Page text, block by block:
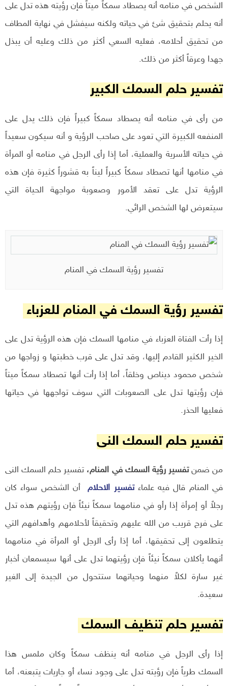
الشخص في منامه أنه يصطاد سمكاً ميتاً فإن رؤيته هذه تدل على
أنه يحلم بتحقيق شئ في حياته ولكنه سيفشل في نهاية المطاف
من تحقيق أحلامه، فعليه السعي أكثر من ذلك وعليه أن يبذل
جهدا وعرقاً أكثر من ذلك.
تفسير حلم السمك الكبير
من رأى في منامه أنه يصطاد سمكاً كبيراً فإن ذلك يدل على
المنفعه الكبيرة التي تعود على صاحب الرؤية و أنه سيكون سعيداً
في حياته الأسرية والعملية، أما إذا رأى الرجل في منامه أو المرأة
في منامها أنها تصطاد سمكاً كبيراً ليناً به قشوراً كثيرة فإن هذه
الرؤية تدل على تعقد الأمور وصعوبة مواجهة الحياة التي
سيتعرض لها الشخص الرائي.
تفسير رؤية السمك في المنام
تفسير رؤية السمك في المنام للعزباء
إذا رأت الفتاة العزباء في منامها السمك فإن هذه الرؤية تدل على
الخير الكثير القادم إليها، وقد تدل على قرب خطبتها و زواجها من
شخص محمود ديناص وخلقاً، أما إذا رأت أنها تصطاد سمكاً ميتاً
فإن رؤيتها تدل على الصعوبات التي سوف تواجهها في حياتها
فعليها الحذر.
تفسير حلم السمك النى
من ضمنتفسير رؤية السمك في المنام، تفسير حلم السمك النى
في المنام قال فيه علماءتفسير الاحلام
أن الشخص سواء كان
رجلاً أو إمرأة إذا رأو في منامهما سمكاً نيئاً فإن رؤيتهم هذه تدل
على فرج قريب من الله عليهم وتحقيقاً لأحلامهم وأهدافهم التي
يتطلعون إلى تحقيقها، أما إذا رأى الرجل أو المرأة في منامهما
أنهما يأكلان سمكاً نيئاً فإن رؤيتهما تدل على أنها سيسمعان أخبار
غير سارة لكلاً منهما وحياتهما ستتحول من الجيدة إلى الغير
سعيدة.
تفسير حلم تنظيف السمك
إذا رأى الرجل في منامه أنه ينظف سمكاً وكان ملمس هذا
السمك طرياً فإن رؤيته تدل على وجود نساء أو جاريات يتبعنه، أما